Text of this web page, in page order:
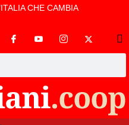
CHE CAMBIA